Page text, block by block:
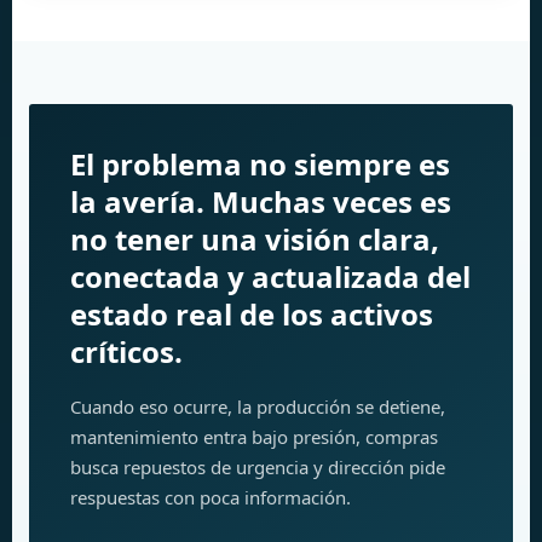
El problema no siempre es
la avería. Muchas veces es
no tener una visión clara,
conectada y actualizada del
estado real de los activos
críticos.
Cuando eso ocurre, la producción se detiene,
mantenimiento entra bajo presión, compras
busca repuestos de urgencia y dirección pide
respuestas con poca información.